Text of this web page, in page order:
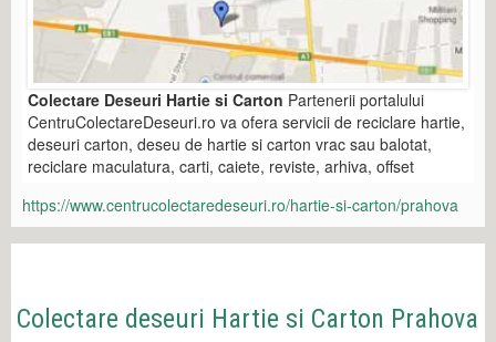
Colectare Deseuri Hartie si Carton Partenerii portalului
CentruColectareDeseuri.ro va ofera servicii de reciclare hartie,
deseuri carton, deseu de hartie si carton vrac sau balotat,
reciclare maculatura, carti, caiete, reviste, arhiva, offset
https://www.centrucolectaredeseuri.ro/hartie-si-carton/prahova
Colectare deseuri Hartie si Carton Prahova